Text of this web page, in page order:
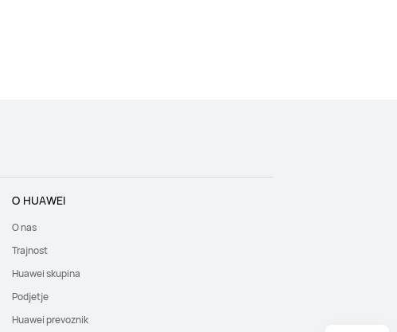
O HUAWEI
O nas
Trajnost
Huawei skupina
Podjetje
Huawei prevoznik